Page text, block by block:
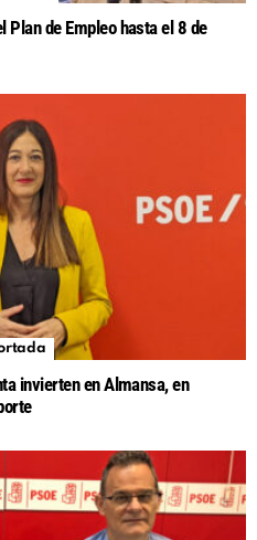
Plan de Empleo hasta el 8 de
invierten en Almansa, en